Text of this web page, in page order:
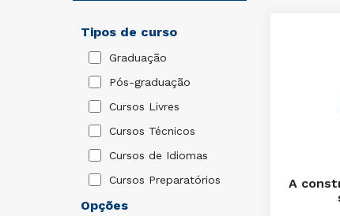
Tipos de curso
Graduação
Pós-graduação
Cursos Livres
Cursos Técnicos
Cursos de Idiomas
Cursos Preparatórios
Opções
A